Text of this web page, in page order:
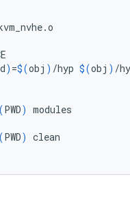
) =$(obj ) /hyp $(obj )
PWD)
PWD)